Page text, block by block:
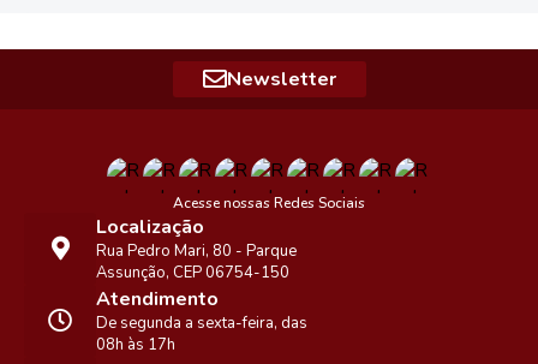
Newsletter
Acesse nossas Redes Sociais
Localização
Rua Pedro Mari, 80 - Parque
Assunção, CEP 06754-150
Atendimento
De segunda a sexta-feira, das
08h às 17h